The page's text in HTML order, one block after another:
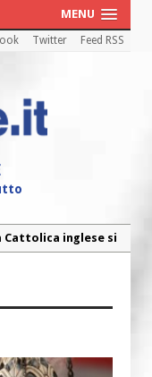
MENU
Twitter Feed RSS
Cattolica inglese si
la devozione”
al bene”